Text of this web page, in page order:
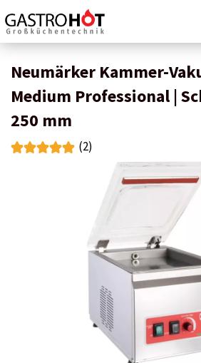
Neumärker Kammer-
Medium Professional |
250 mm
(2)